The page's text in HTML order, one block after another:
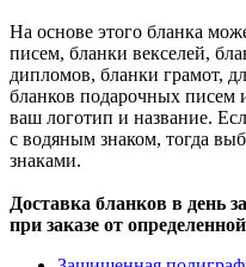
На основе этого бланка
писем, бланки векселей,
дипломов, бланки грамот,
бланков подарочных писем
ваш логотип и название.
с водяным знаком, тогда
знаками.
Доставка бланков в день
при заказе от